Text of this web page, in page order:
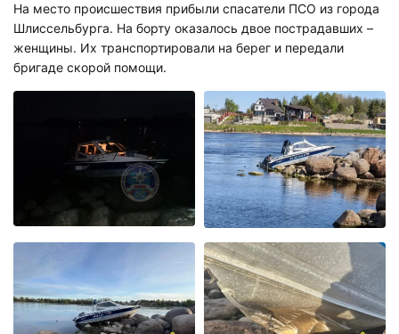
На место происшествия прибыли спасатели ПСО из города
Шлиссельбурга. На борту оказалось двое пострадавших –
женщины. Их транспортировали на берег и передали
бригаде скорой помощи.